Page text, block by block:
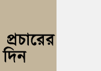
হাত ভাঙার অভিযোগ,